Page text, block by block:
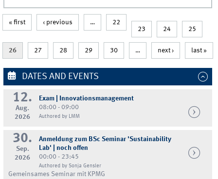
« first ‹ previous …
22
23
24 25
26 27 28 29 30 … next › last »
DATES AND EVENTS
12.
Aug.
2026
Exam | Innovationsmanagement
08:00 - 09:00
Authored by LMM
30.
Sep.
2026
Anmeldung zum BSc Seminar 'Sustainability
Lab' | noch offen
00:00 - 23:45
Authored by Sonja Gensler
Gemeinsames Seminar mit KPMG